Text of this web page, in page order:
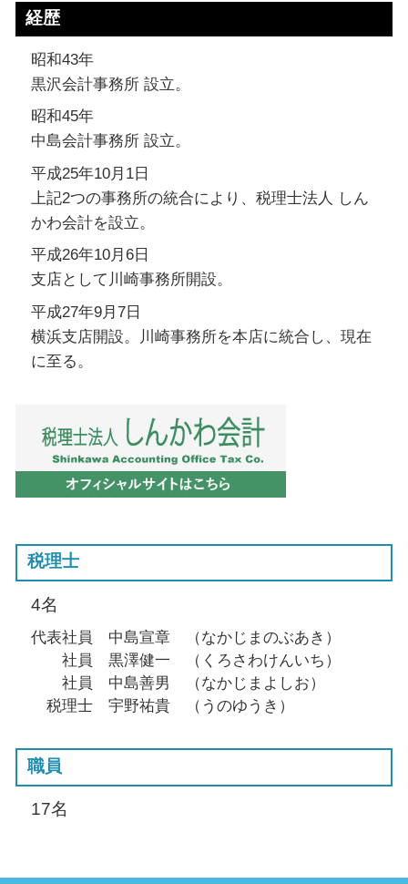
経歴
昭和43年
黒沢会計事務所 設立。
昭和45年
中島会計事務所 設立。
平成25年10月1日
上記2つの事務所の統合により、税理士法人 しん
かわ会計を設立。
平成26年10月6日
支店として川崎事務所開設。
平成27年9月7日
横浜支店開設。川崎事務所を本店に統合し、現在
に至る。
税理士
4名
代表社員 中島宣章 （なかじまのぶあき）
社員 黒澤健一 （くろさわけんいち）
社員 中島善男 （なかじまよしお）
税理士 宇野祐貴 （うのゆうき）
職員
17名